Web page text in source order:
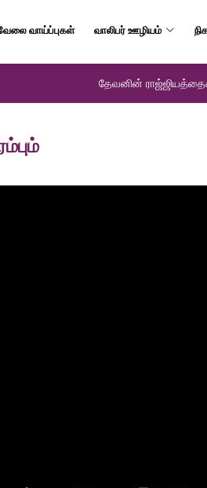
வாய்ப்புகள் வாலிபர் ஊழியம்
தேவனின்